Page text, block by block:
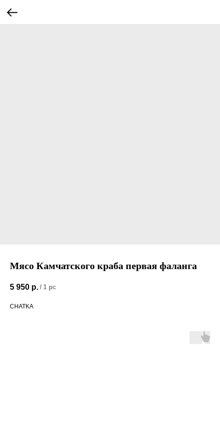
Мясо Камчатского краба первая фаланга
5 950 р. / 1 pc
CHATKA